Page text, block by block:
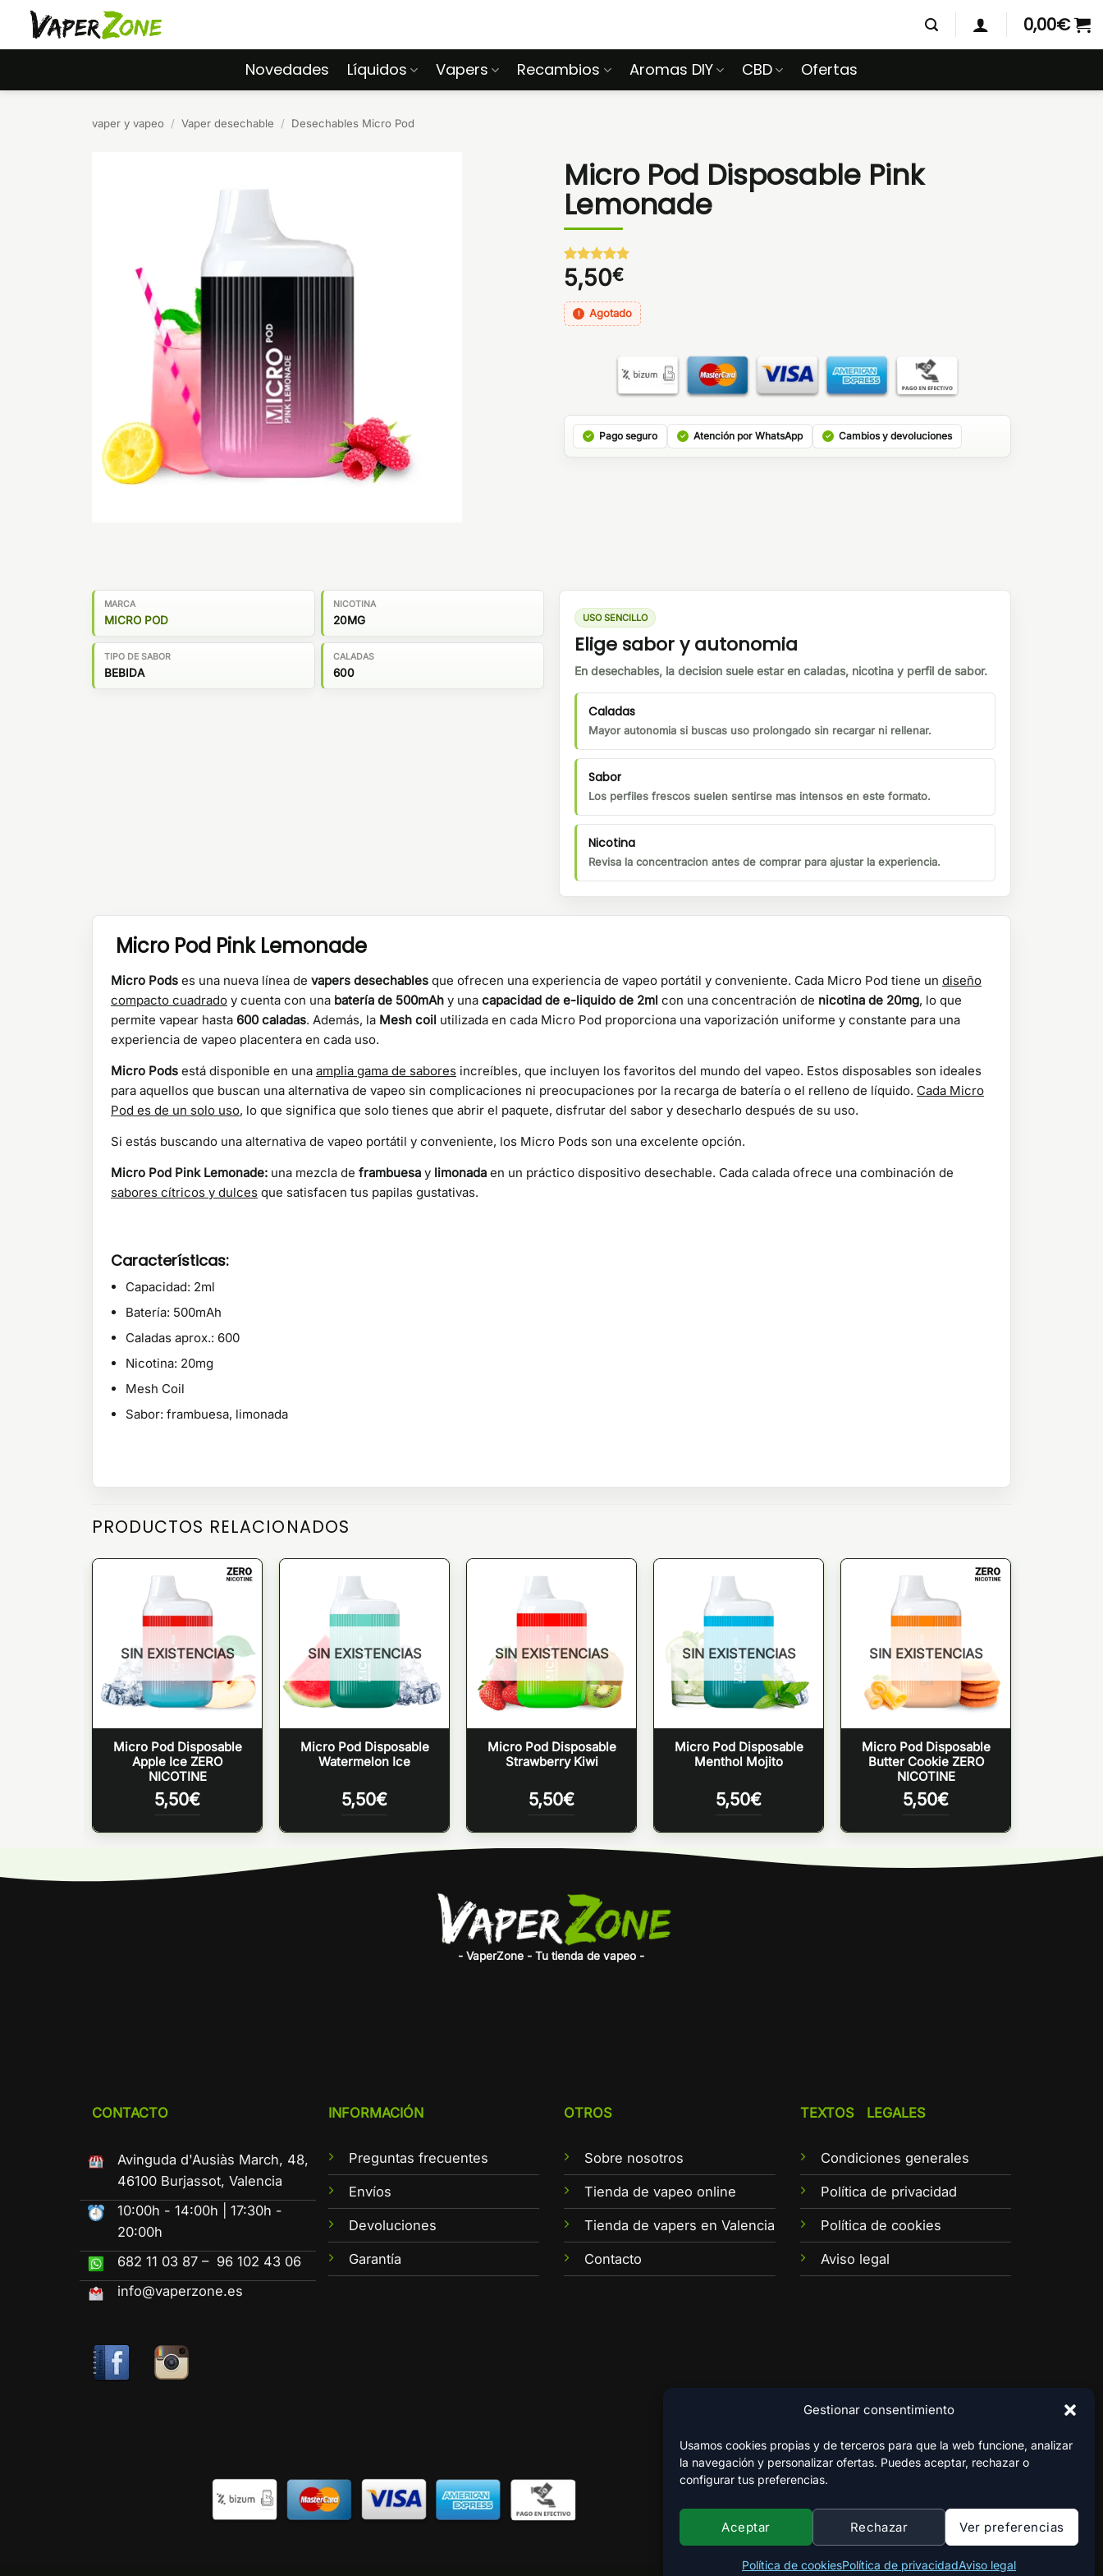
Gestionar consentimiento
Usamos cookies propias y de terceros para que la web funcione, analizar
la navegación y personalizar ofertas. Puedes aceptar, rechazar o
configurar tus preferencias.
Aceptar Rechazar Ver preferencias
Política de cookiesPolítica de privacidadAviso legal
Saltar
contenido
0,00€
Novedades Líquidos Vapers Recambios Aromas DIY CBD Ofertas
vaper y vapeo / Vaper desechable / Desechables Micro Pod
Micro Pod Disposable Pink
Lemonade
Valorado
con5de 5
en base a
1
valoración
de un
5,50€
Agotado
Pago seguro Atención por WhatsApp Cambios y devoluciones
MARCA
MICRO POD
NICOTINA
20MG
TIPO DE SABOR
BEBIDA
CALADAS
600
USO SENCILLO
Elige sabor y autonomia
En desechables, la decision suele estar en caladas, nicotina y perfil de sabor.
Caladas
Mayor autonomia si buscas uso prolongado sin recargar ni rellenar.
Sabor
Los perfiles frescos suelen sentirse mas intensos en este formato.
Nicotina
Revisa la concentracion antes de comprar para ajustar la experiencia.
Micro Pod Pink Lemonade
Micro Pods es una nueva línea de vapers desechables que ofrecen una experiencia de vapeo portátil y conveniente. Cada Micro Pod tiene un diseño
compacto cuadrado y cuenta con una batería de 500mAh y una capacidad de e-liquido de 2ml con una concentración de nicotina de 20mg, lo que
permite vapear hasta 600 caladas. Además, la Mesh coil utilizada en cada Micro Pod proporciona una vaporización uniforme y constante para una
experiencia de vapeo placentera en cada uso.
Micro Pods está disponible en una amplia gama de sabores increíbles, que incluyen los favoritos del mundo del vapeo. Estos disposables son ideales
para aquellos que buscan una alternativa de vapeo sin complicaciones ni preocupaciones por la recarga de batería o el relleno de líquido. Cada Micro
Pod es de un solo uso, lo que significa que solo tienes que abrir el paquete, disfrutar del sabor y desecharlo después de su uso.
Si estás buscando una alternativa de vapeo portátil y conveniente, los Micro Pods son una excelente opción.
Micro Pod Pink Lemonade: una mezcla de frambuesa y limonada en un práctico dispositivo desechable. Cada calada ofrece una combinación de
sabores cítricos y dulces que satisfacen tus papilas gustativas.
Características:
Capacidad: 2ml
Batería: 500mAh
Caladas aprox.: 600
Nicotina: 20mg
Mesh Coil
Sabor: frambuesa, limonada
PRODUCTOS RELACIONADOS
SIN EXISTENCIAS
Micro Pod Disposable
Apple Ice ZERO
NICOTINE
5,50€
SIN EXISTENCIAS
Micro Pod Disposable
Watermelon Ice
5,50€
SIN EXISTENCIAS
Micro Pod Disposable
Strawberry Kiwi
5,50€
SIN EXISTENCIAS
Micro Pod Disposable
Menthol Mojito
5,50€
SIN EXISTENCIAS
Micro Pod Disposable
Butter Cookie ZERO
NICOTINE
5,50€
- VaperZone - Tu tienda de vapeo -
CONTACTO
Avinguda d'Ausiàs March, 48,
46100 Burjassot, Valencia
10:00h - 14:00h | 17:30h -
20:00h
682 11 03 87 – 96 102 43 06
info@vaperzone.es
INFORMACIÓN
Preguntas frecuentes
Envíos
Devoluciones
Garantía
OTROS
Sobre nosotros
Tienda de vapeo online
Tienda de vapers en Valencia
Contacto
TEXTOS LEGALES
Condiciones generales
Política de privacidad
Política de cookies
Aviso legal